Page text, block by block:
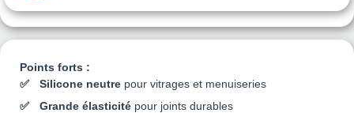
Points forts :
Silicone neutre pour vitrages et menuiseries
Grande élasticité pour joints durables